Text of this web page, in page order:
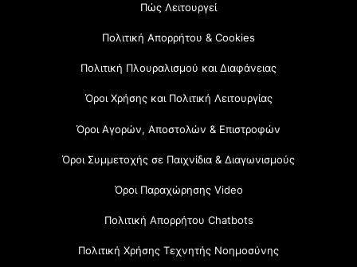
Πώς Λειτουργεί
Πολιτική Απορρήτου & Cookies
Πολιτική Πλουραλισμού και Διαφάνειας
Όροι Χρήσης και Πολιτική Λειτουργίας
Όροι Αγορών, Αποστολών & Επιστροφών
Όροι Συμμετοχής σε Παιχνίδια & Διαγωνισμούς
Όροι Παραχώρησης Video
Πολιτική Απορρήτου Chatbots
Πολιτική Χρήσης Τεχνητής Νοημοσύνης